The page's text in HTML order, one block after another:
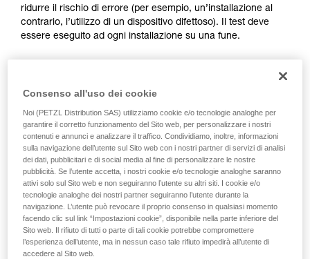
Forniamo esempi di tecniche relative alla vostra
attività. Ne possono esistere altre che non
vengono qui descritte.
ridurre il rischio di errore (per esempio, un’installazione al
contrario, l’utilizzo di un dispositivo difettoso). Il test deve
essere eseguito ad ogni installazione su una fune.
Una volta posizionato sulla fune l’ASAP o ASAP LOCK, far
scorrere rapidamente il dispositivo verso il basso. Un
movimento rapido della mano consente di raggiungere
facilmente la velocità di 2 m/s, il dispositivo deve bloccare.
Se non blocca, controllare l’installazione o ispezionare lo
stato del dispositivo.
Consenso all'uso dei cookie
Noi (PETZL Distribution SAS) utilizziamo cookie e/o tecnologie analoghe per
garantire il corretto funzionamento del Sito web, per personalizzare i nostri
contenuti e annunci e analizzare il traffico. Condividiamo, inoltre, informazioni
sulla navigazione dell’utente sul Sito web con i nostri partner di servizi di analisi
dei dati, pubblicitari e di social media al fine di personalizzare le nostre
pubblicità. Se l’utente accetta, i nostri cookie e/o tecnologie analoghe saranno
attivi solo sul Sito web e non seguiranno l’utente su altri siti. I cookie e/o
tecnologie analoghe dei nostri partner seguiranno l’utente durante la
navigazione. L’utente può revocare il proprio consenso in qualsiasi momento
facendo clic sul link “Impostazioni cookie”, disponibile nella parte inferiore del
Sito web. Il rifiuto di tutti o parte di tali cookie potrebbe compromettere
l’esperienza dell’utente, ma in nessun caso tale rifiuto impedirà all’utente di
accedere al Sito web.